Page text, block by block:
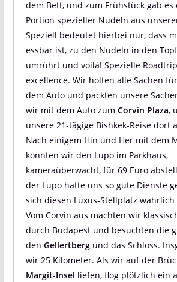
dem Bett, und zum Frühstück gab es
Portion spezieller Nudeln aus
Speziell bedeutet hierbei nur, dass
essbar ist, zu den Nudeln in den
umrührt und voilà! Spezielle
excellence. Wir holten alle Sachen
dem Auto und packten unsere
wir mit dem Auto zum Corvin Plaza,
unsere 21-tägige Bishkek-Reise dort
Nach einigem Hin und Her mit dem
konnten wir den Lupo im Parkhaus,
kameraüberwacht, für 69 Euro
der Lupo hatte uns so gute Dienste
sich diesen Luxus-Stellplatz
Vom Corvin aus machten wir
durch Budapest und besuchten die
den Gellertbergund das Schloss.
wir 25 Kilometer. Als wir auf der
Margit-Insel liefen, flog plötzlich ein